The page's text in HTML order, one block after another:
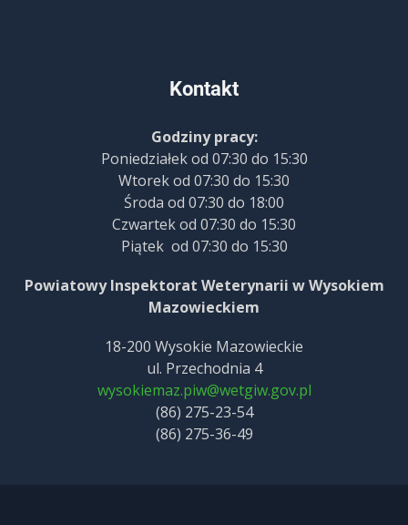
Kontakt
Godziny pracy:
Poniedziałek od 07:30 do 15:30
Wtorek od 07:30 do 15:30
Środa od 07:30 do 18:00
Czwartek od 07:30 do 15:30
Piątek od 07:30 do 15:30
Powiatowy Inspektorat Weterynarii w Wysokiem
Mazowieckiem
18-200 Wysokie Mazowieckie
ul. Przechodnia 4
wysokiemaz.piw@wetgiw.gov.pl
(86) 275-23-54
(86) 275-36-49